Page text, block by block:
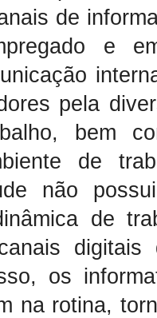
de
e
pela
bem
de
não
de
digitais
os
na rotina,